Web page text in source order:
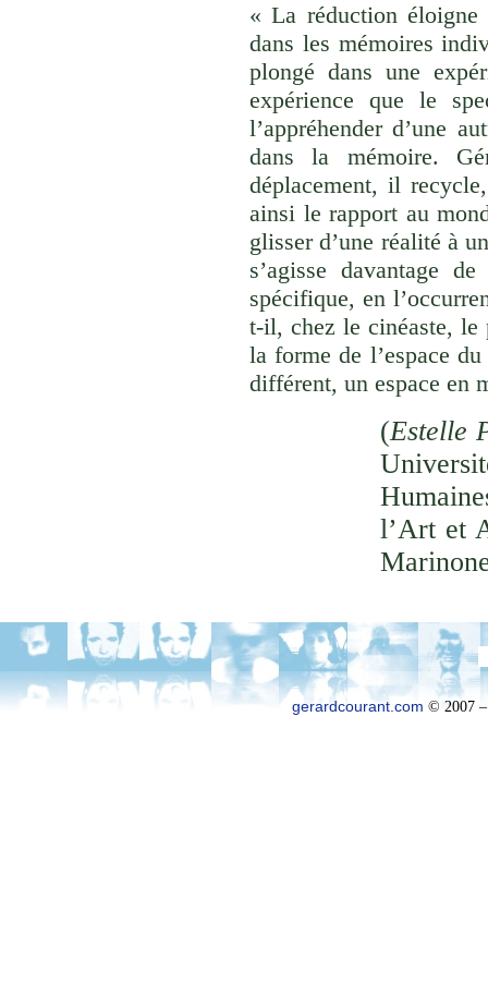
« La réduction
dans les mémoires
plongé dans une
expérience que le
l’appréhender d’une
dans la mémoire.
déplacement, il
ainsi le rapport au
glisser d’une réalité à
s’agisse davantage
spécifique, en
t-il, chez le cinéaste, le
la forme de l’espace
différent, un espace en
(Estelle
l’Art et
gerardcourant.com © 2007